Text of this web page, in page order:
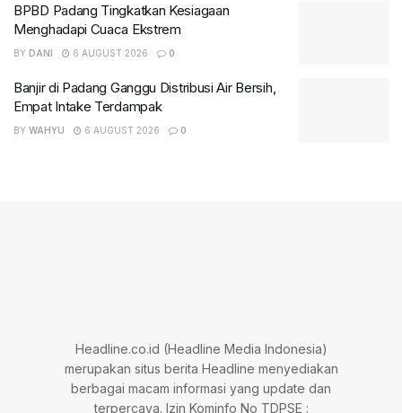
BPBD Padang Tingkatkan Kesiagaan
Menghadapi Cuaca Ekstrem
BY DANI 6 AUGUST 2026 0
Banjir di Padang Ganggu Distribusi Air Bersih,
Empat Intake Terdampak
BY WAHYU 6 AUGUST 2026 0
Headline.co.id (Headline Media Indonesia)
merupakan situs berita Headline menyediakan
berbagai macam informasi yang update dan
terpercaya. Izin Kominfo No TDPSE :